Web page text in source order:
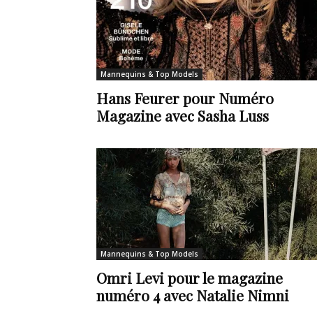
Tunisie
et
au
Maghreb
Mannequins & Top Models
Hans Feurer pour Numéro
Magazine avec Sasha Luss
Mannequins & Top Models
Omri Levi pour le magazine
numéro 4 avec Natalie Nimni